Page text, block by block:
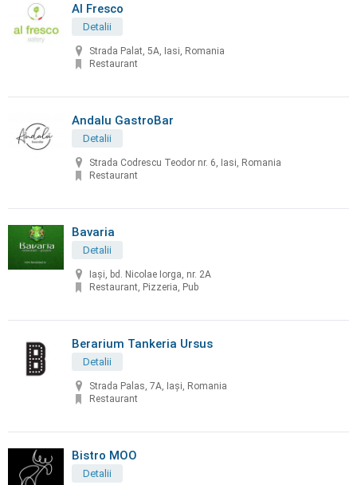
Al Fresco
Detalii
Strada Palat, 5A, Iasi, Romania
Restaurant
Andalu GastroBar
Detalii
Strada Codrescu Teodor nr. 6, Iasi, Romania
Restaurant
Bavaria
Detalii
Iași, bd. Nicolae Iorga, nr. 2A
Restaurant, Pizzeria, Pub
Berarium Tankeria Ursus
Detalii
Strada Palas, 7A, Iași, Romania
Restaurant
Bistro MOO
Detalii